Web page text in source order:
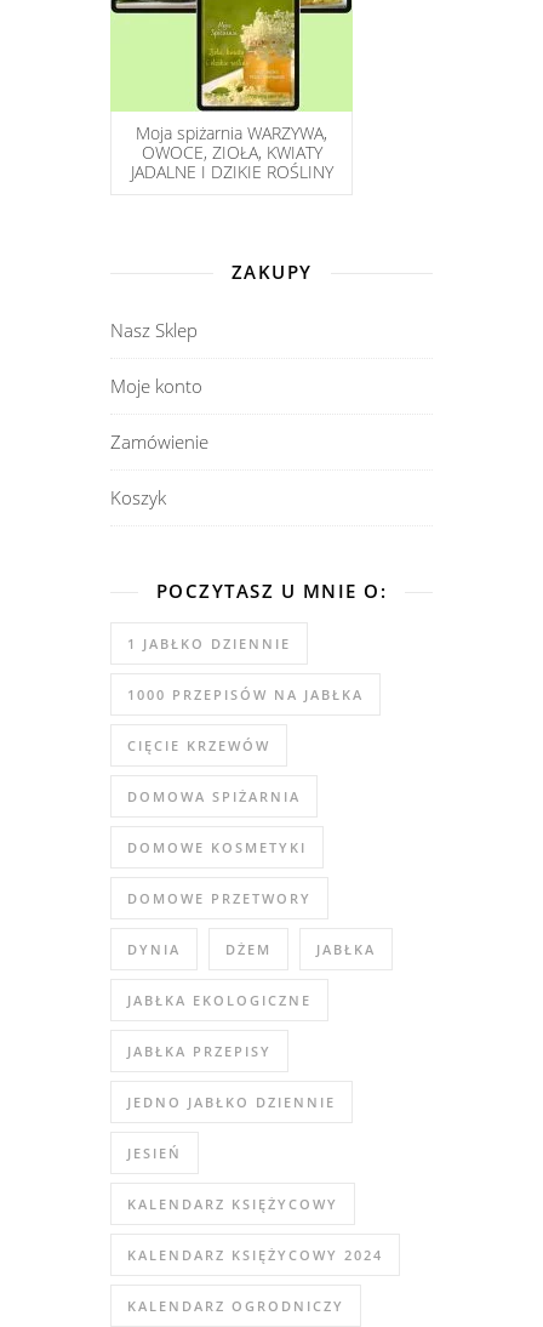
Moja spiżarnia WARZYWA,
OWOCE, ZIOŁA, KWIATY
JADALNE I DZIKIE ROŚLINY
ZAKUPY
Nasz Sklep
Moje konto
Zamówienie
Koszyk
POCZYTASZ U MNIE O:
1 JABŁKO DZIENNIE
1000 PRZEPISÓW NA JABŁKA
CIĘCIE KRZEWÓW
DOMOWA SPIŻARNIA
DOMOWE KOSMETYKI
DOMOWE PRZETWORY
DYNIA DŻEM JABŁKA
JABŁKA EKOLOGICZNE
JABŁKA PRZEPISY
JEDNO JABŁKO DZIENNIE
JESIEŃ
KALENDARZ KSIĘŻYCOWY
KALENDARZ KSIĘŻYCOWY 2024
KALENDARZ OGRODNICZY